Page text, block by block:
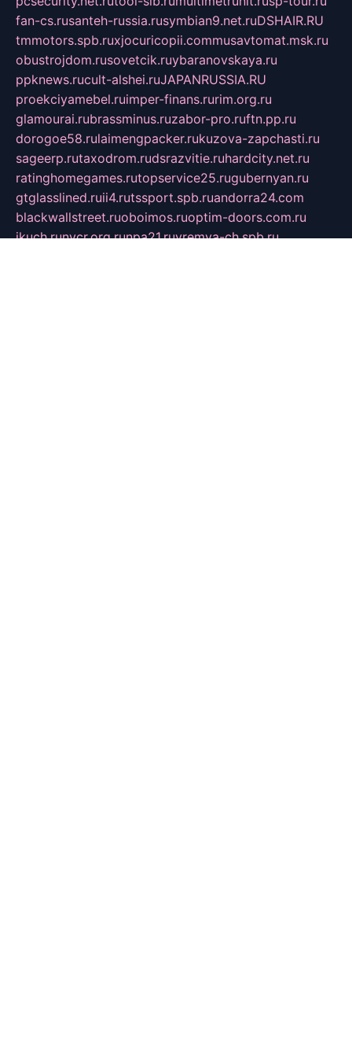
fan-cs.rusanteh-russia.rusymbian9.net.ruDSHAIR.RU
tmmotors.spb.ruxjocuricopii.commusavtomat.msk.ru
obustrojdom.rusovetcik.ruybaranovskaya.ru
ppknews.rucult-alshei.ruJAPANRUSSIA.RU
proekciyamebel.ruimper-finans.rurim.org.ru
glamourai.rubrassminus.ruzabor-pro.ruftn.pp.ru
dorogoe58.rulaimengpacker.rukuzova-zapchasti.ru
sageerp.rutaxodrom.rudsrazvitie.ruhardcity.net.ru
ratinghomegames.rutopservice25.rugubernyan.ru
gtglasslined.ruii4.rutssport.spb.ruandorra24.com
blackwallstreet.ruoboimos.ruoptim-doors.com.ru
ikuch.runycr.org.runpa21.ruvremya-ch.spb.ru